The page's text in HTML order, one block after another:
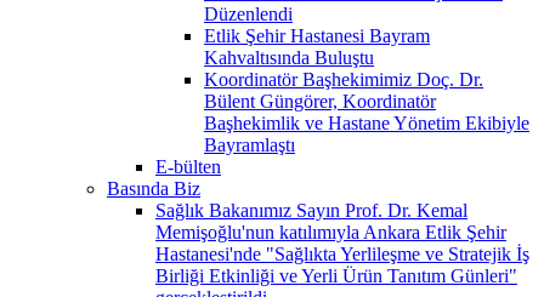
Düzenlendi
Etlik Şehir Hastanesi Bayram
Kahvaltısında Buluştu
Koordinatör Başhekimimiz Doç. Dr.
Bülent Güngörer, Koordinatör
Başhekimlik ve Hastane Yönetim Ekibiyle
Bayramlaştı
E-bülten
Basında Biz
Sağlık Bakanımız Sayın Prof. Dr. Kemal
Memişoğlu'nun katılımıyla Ankara Etlik Şehir
Hastanesi'nde "Sağlıkta Yerlileşme ve Stratejik İş
Birliği Etkinliği ve Yerli Ürün Tanıtım Günleri"